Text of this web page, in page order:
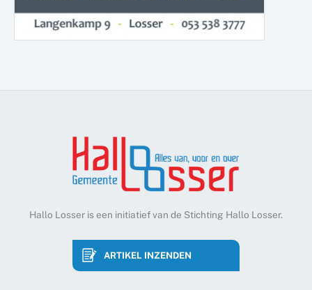
Hallo Losser is een initiatief van de Stichting Hallo Losser.
ARTIKEL INZENDEN